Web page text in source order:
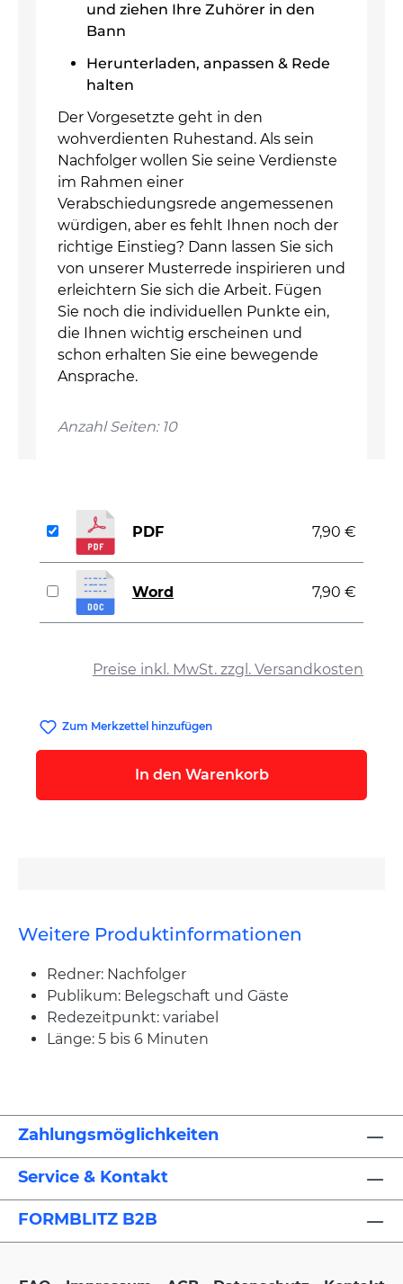
und ziehen Ihre Zuhörer in den
Bann
Herunterladen, anpassen & Rede
halten
Der Vorgesetzte geht in den
wohverdienten Ruhestand. Als sein
Nachfolger wollen Sie seine Verdienste
im Rahmen einer
Verabschiedungsrede angemessenen
würdigen, aber es fehlt Ihnen noch der
richtige Einstieg? Dann lassen Sie sich
von unserer Musterrede inspirieren und
erleichtern Sie sich die Arbeit. Fügen
Sie noch die individuellen Punkte ein,
die Ihnen wichtig erscheinen und
schon erhalten Sie eine bewegende
Ansprache.
Anzahl Seiten: 10
Preise inkl. MwSt. zzgl. Versandkosten
PDF 7,90 €
Word 7,90 €
Zum Merkzettel hinzufügen
In den Warenkorb
Weitere Produktinformationen
Redner: Nachfolger
Publikum: Belegschaft und Gäste
Redezeitpunkt: variabel
Länge: 5 bis 6 Minuten
Zahlungsmöglichkeiten
Service & Kontakt
FORMBLITZ B2B